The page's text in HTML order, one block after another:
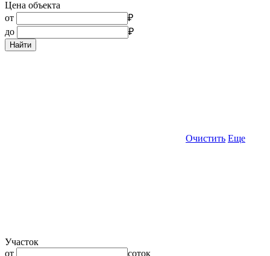
Цена объекта
от
₽
до
₽
Найти
Очистить Еще
Участок
от
соток